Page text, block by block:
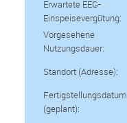
Erwartete EEG-
Einspeisevergütung:
Vorgesehene
Nutzungsdauer:
Standort (Adresse):
Fertigstellungsdatum
(geplant):